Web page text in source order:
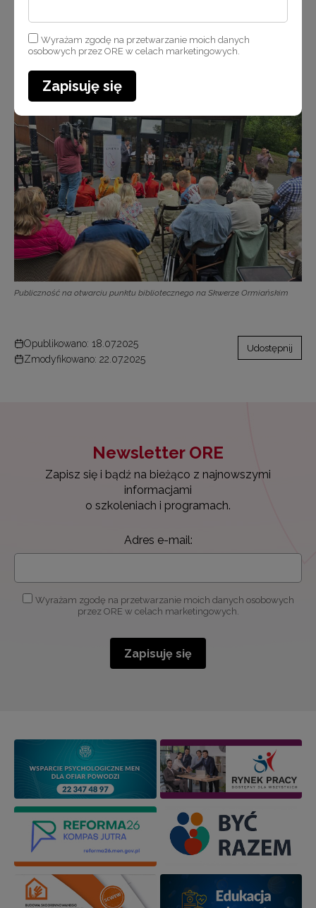
Wnętrze nowego punktu bibliotecznego na Skwerze Ormiańskim
w Warszawie
Publiczność na otwarciu punktu bibliotecznego na Skwerze Ormiańskim
Opublikowano: 18.07.2025
Zmodyfikowano: 22.07.2025
Udostępnij
Newsletter ORE
Zapisz się i bądź na bieżąco z najnowszymi
informacjami
o szkoleniach i programach.
Adres e-mail:
Wyrażam zgodę na przetwarzanie moich danych osobowych
przez ORE w celach marketingowych.
Zapisuję się
Wyrażam zgodę na przetwarzanie moich danych
osobowych przez ORE w celach marketingowych.
Zapisuję się